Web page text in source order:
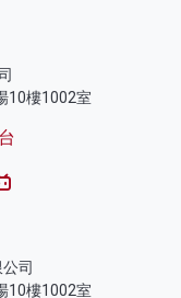
10樓1002室
司
10樓1002室